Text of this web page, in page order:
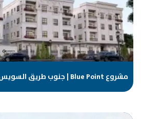
مشروع Blue Point | جنوب طريق السويس | القاهرة الجديدة